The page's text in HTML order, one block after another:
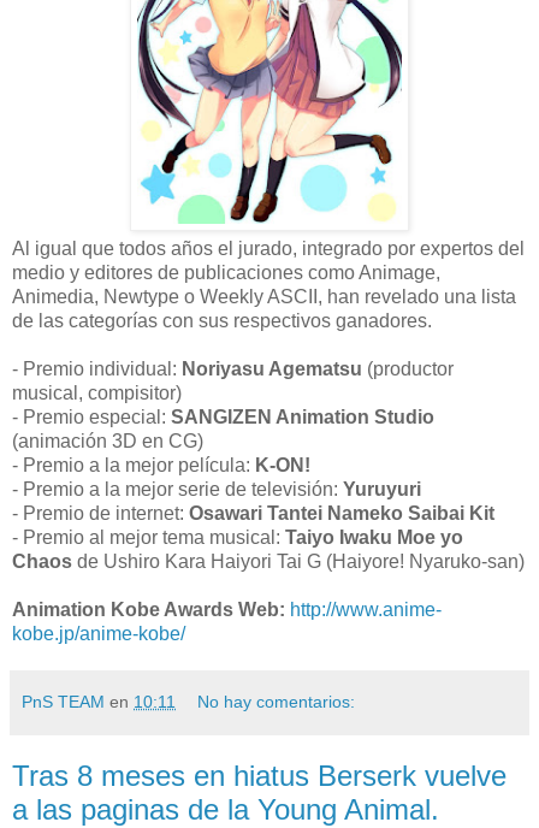
Al igual que todos años el jurado, integrado por expertos del
medio y editores de publicaciones como Animage,
Animedia, Newtype o Weekly ASCII, han revelado una lista
de las categorías con sus respectivos ganadores.
- Premio individual: Noriyasu Agematsu (productor
musical, compisitor)
- Premio especial: SANGIZEN Animation Studio
(animación 3D en CG)
- Premio a la mejor película: K-ON!
- Premio a la mejor serie de televisión: Yuruyuri
- Premio de internet: Osawari Tantei Nameko Saibai Kit
- Premio al mejor tema musical: Taiyo Iwaku Moe yo
Chaos de Ushiro Kara Haiyori Tai G (Haiyore! Nyaruko-san)
Animation Kobe Awards Web: http://www.anime-
kobe.jp/anime-kobe/
PnS TEAM en 10:11 No hay comentarios:
Tras 8 meses en hiatus Berserk vuelve
a las paginas de la Young Animal.